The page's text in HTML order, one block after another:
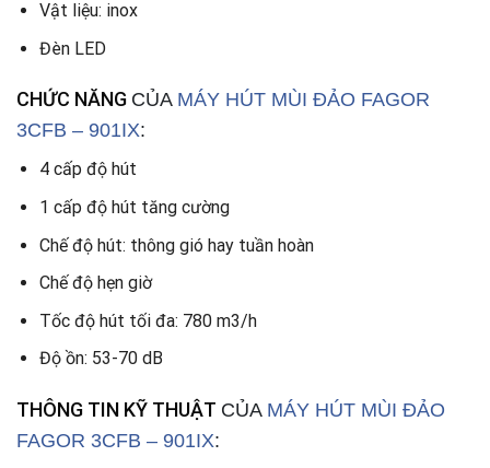
Vật liệu: inox
Đèn LED
CHỨC NĂNG CỦA MÁY HÚT MÙI ĐẢO FAGOR
3CFB – 901IX:
4 cấp độ hút
1 cấp độ hút tăng cường
Chế độ hút: thông gió hay tuần hoàn
Chế độ hẹn giờ
Tốc độ hút tối đa: 780 m3/h
Độ ồn: 53-70 dB
THÔNG TIN KỸ THUẬT CỦA MÁY HÚT MÙI ĐẢO
FAGOR 3CFB – 901IX: